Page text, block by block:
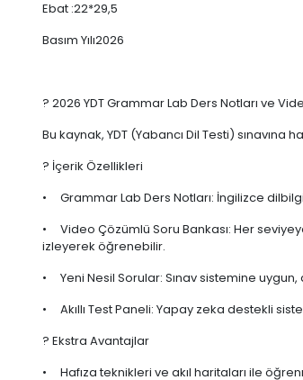
Ebat :22*29,5
Basım Yılı2026
? 2026 YDT Grammar Lab Ders Notları ve
Bu kaynak, YDT (Yabancı Dil Testi)
? İçerik Özellikleri
• Grammar Lab Ders Notları: İngilizce
• Video Çözümlü Soru Bankası: Her
izleyerek öğrenebilir.
• Yeni Nesil Sorular: Sınav sistemine
• Akıllı Test Paneli: Yapay zeka destekli
? Ekstra Avantajlar
• Hafıza teknikleri ve akıl haritaları ile